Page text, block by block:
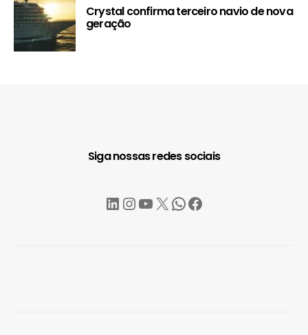
Crystal confirma terceiro navio de nova
geração
Siga nossas redes sociais
LinkedIn
Instagram
YouTube
X WhatsApp
Facebook